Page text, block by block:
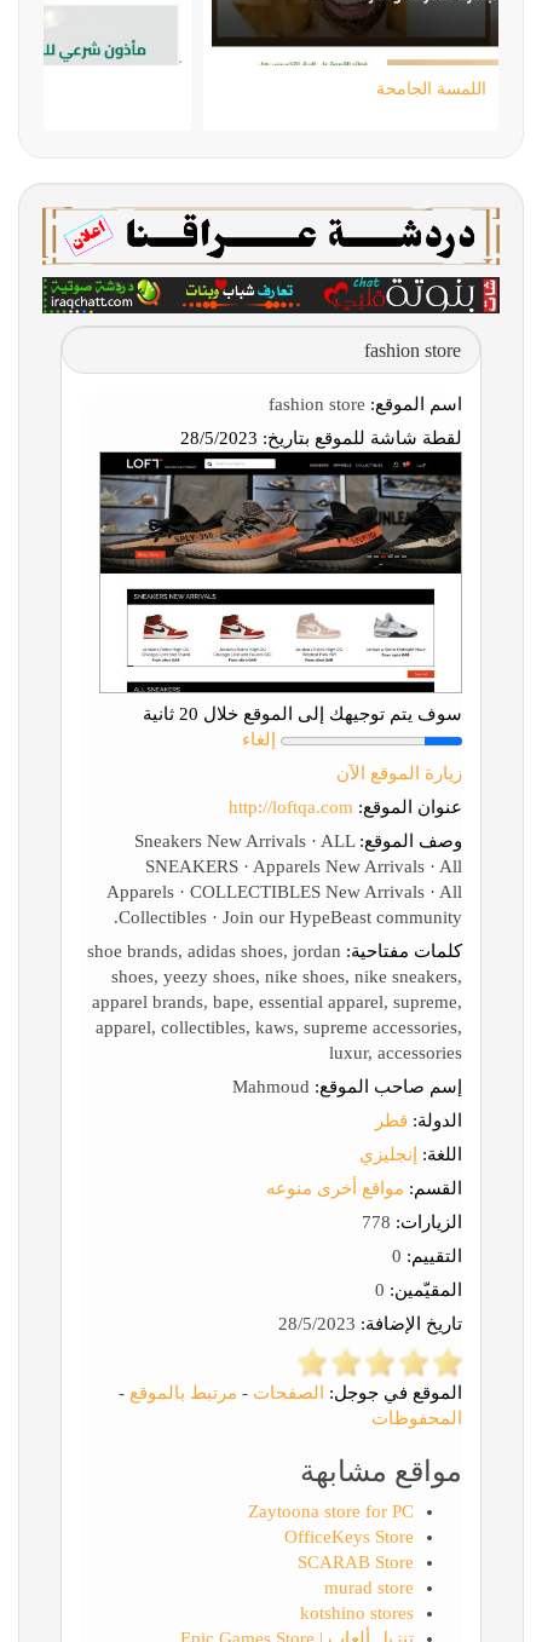
fashion store
اسم الموقع:
لقطة شاشة للموقع بتاريخ:
سوف يتم توجيهك إلى الموقع خلال 20 ثانية
إلغاء
زيارة الموقع الآن
عنوان الموقع: http://loftqa.com
وصف الموقع: Sneakers New Arrivals · ALL
SNEAKERS · Apparels New Arrivals · All
Apparels · COLLECTIBLES New Arrivals · All
Collectibles · Join our HypeBeast community.
كلمات مفتاحية: shoe brands, adidas shoes, jordan
shoes, yeezy shoes, nike shoes, nike sneakers,
apparel brands, bape, essential apparel, supreme,
apparel, collectibles, kaws, supreme accessories,
luxur, accessories
إسم صاحب الموقع:
الدولة: قطر
اللغة:
إنجليزي
القسم: مواقع أخرى منوعه
الزيارات:
التقييم:
المقيّمين:
تاريخ الإضافة:
الموقع في جوجل: الصفحات - مرتبط بالموقع -
المحفوظات
مواقع مشابهة
Zaytoona store for PC
OfficeKeys Store
SCARAB Store
murad store
kotshino stores